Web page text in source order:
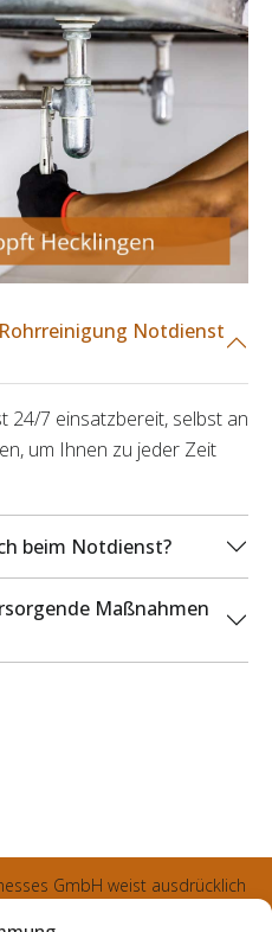
Notdienst
24/7 einsatzbereit, selbst an
um Ihnen zu jeder Zeit
beim Notdienst?
Maßnahmen
GmbH weist ausdrücklich